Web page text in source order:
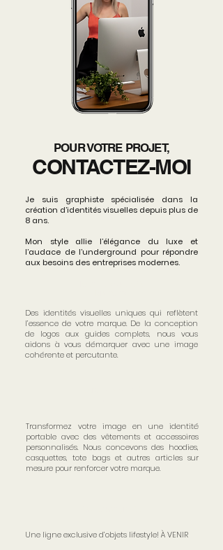
POUR VOTRE PROJET,
CONTACTEZ-MOI
Je suis graphiste spécialisée dans la
création d’identités visuelles depuis plus de
8 ans.
Mon style allie l’élégance du luxe et
l’audace de l’underground pour répondre
aux besoins des entreprises modernes.
Des identités visuelles uniques qui reflètent
l’essence de votre marque. De la conception
de logos aux guides complets, nous vous
aidons à vous démarquer avec une image
cohérente et percutante.
Transformez votre image en une identité
portable avec des vêtements et accessoires
personnalisés. Nous concevons des hoodies,
casquettes, tote bags et autres articles sur
mesure pour renforcer votre marque.
Une ligne exclusive d’objets lifestyle! À VENIR